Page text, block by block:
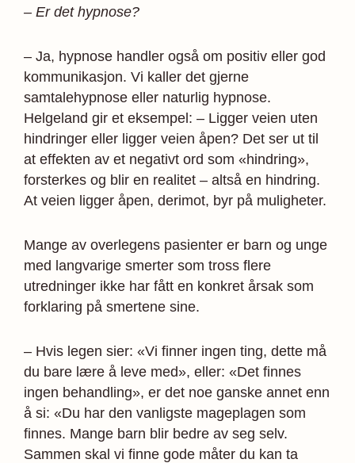
– Er det hypnose?
– Ja, hypnose handler også om positiv eller god
kommunikasjon. Vi kaller det gjerne
samtalehypnose eller naturlig hypnose.
Helgeland gir et eksempel: – Ligger veien uten
hindringer eller ligger veien åpen? Det ser ut til
at effekten av et negativt ord som «hindring»,
forsterkes og blir en realitet – altså en hindring.
At veien ligger åpen, derimot, byr på muligheter.
Mange av overlegens pasienter er barn og unge
med langvarige smerter som tross flere
utredninger ikke har fått en konkret årsak som
forklaring på smertene sine.
– Hvis legen sier: «Vi finner ingen ting, dette må
du bare lære å leve med», eller: «Det finnes
ingen behandling», er det noe ganske annet enn
å si: «Du har den vanligste mageplagen som
finnes. Mange barn blir bedre av seg selv.
Sammen skal vi finne gode måter du kan ta